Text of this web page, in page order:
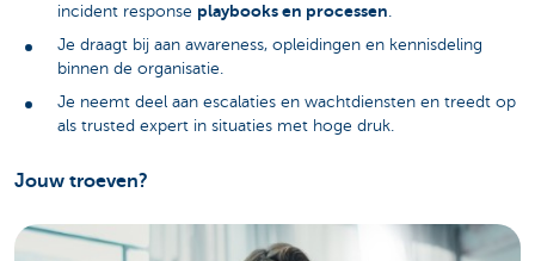
incident response playbooks en processen.
Je draagt bij aan awareness, opleidingen en kennisdeling
binnen de organisatie.
Je neemt deel aan escalaties en wachtdiensten en treedt op
als trusted expert in situaties met hoge druk.
Jouw troeven?